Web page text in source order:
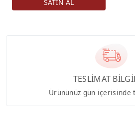
TESLİMAT
Ürününüz gün